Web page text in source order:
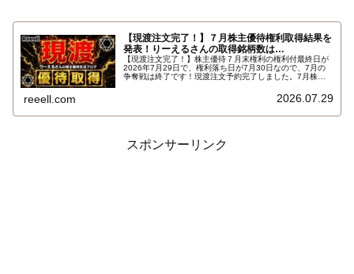
【現渡注文完了！】７月株主優待権利取得結果を
発表！りーえるさんの取得銘柄数は…
【現渡注文完了！】株主優待７月末権利の権利付最終日が
2026年7月29日で、権利落ち日が7月30日なので、7月の
争奪戦は終了です！現渡注文予約完了しました。7月株主
reeell.com 2026.07.29
スポンサーリンク